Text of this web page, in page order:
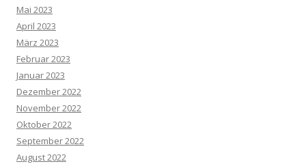
Mai 2023
April 2023
März 2023
Februar 2023
Januar 2023
Dezember 2022
November 2022
Oktober 2022
September 2022
August 2022